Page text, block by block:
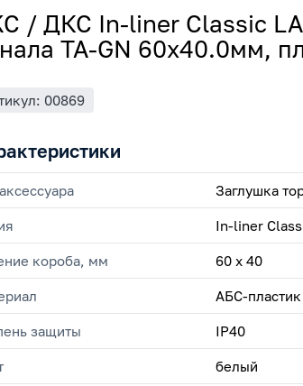
/ ДКС In-liner Classic
TA-GN 60х40.0мм,
00869
Заглушка
In-liner
короба, мм 60 х 40
АБС-пластик
защиты IP40
белый